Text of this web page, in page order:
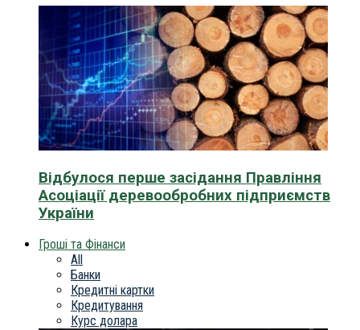
Відбулося перше засідання Правління
Асоціації деревообробних підприємств
України
Гроші та Фінанси
All
Банки
Кредитні картки
Кредитування
Курс долара